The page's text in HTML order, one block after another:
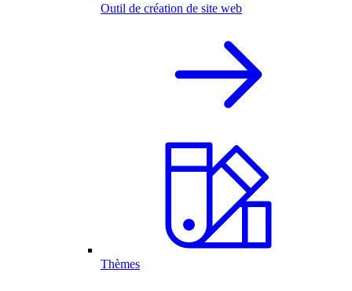
Outil de création de site web
Thèmes